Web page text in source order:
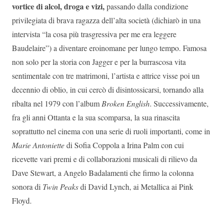
vortice di alcol, droga e vizi,passando dalla condizione
privilegiata di brava ragazza dell’alta società (dichiarò in una
intervista “la cosa più trasgressiva per me era leggere
Baudelaire”) a diventare eroinomane per lungo tempo. Famosa
non solo per la storia con Jagger e per la burrascosa vita
sentimentale con tre matrimoni, l’artista e attrice visse poi un
decennio di oblio, in cui cercò di disintossicarsi, tornando alla
ribalta nel 1979 con l’albumBroken English. Successivamente,
fra gli anni Ottanta e la sua scomparsa, la sua rinascita
soprattutto nel cinema con una serie di ruoli importanti, come in
Marie Antoniettedi Sofia Coppola a Irina Palm con cui
ricevette vari premi e di collaborazioni musicali di rilievo da
Dave Stewart, a Angelo Badalamenti che firmo la colonna
sonora di Twin Peaksdi David Lynch, ai Metallica ai Pink
Floyd.